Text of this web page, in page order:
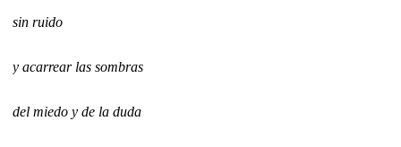
sin ruido
y acarrear las sombras
del miedo y de la duda